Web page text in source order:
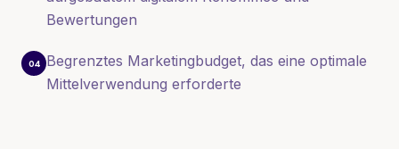
Bewertungen
04
Begrenztes Marketingbudget, das eine optimale
Mittelverwendung erforderte